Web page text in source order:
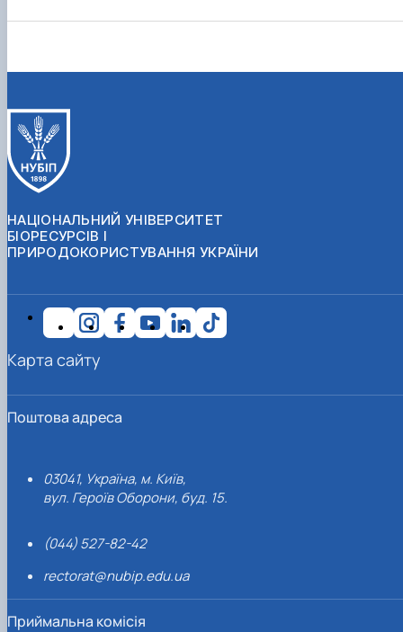
НАЦІОНАЛЬНИЙ УНІВЕРСИТЕТ
БІОРЕСУРСІВ І
ПРИРОДОКОРИСТУВАННЯ УКРАЇНИ
Поштова адреса
03041, Україна, м. Київ,
вул. Героїв Оборони, буд. 15.
(044) 527-82-42
rectorat@nubip.edu.ua
Приймальна комісія
Карта сайту